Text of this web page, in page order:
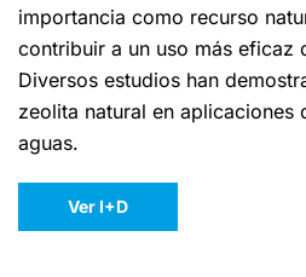
importancia como recurso
contribuir a un uso más eficaz
Diversos estudios han
zeolita natural en aplicaciones
aguas.
Ver I+D